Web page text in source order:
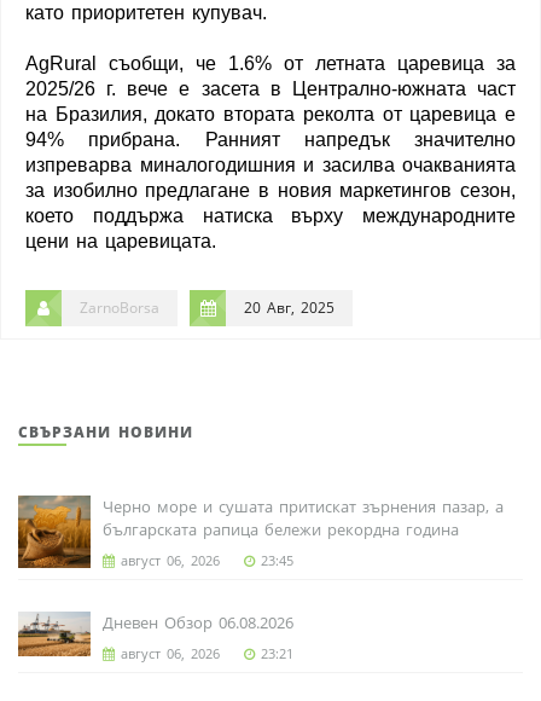
като приоритетен купувач.
AgRural съобщи, че 1.6% от летната царевица за
2025/26 г. вече е засета в Централно-южната част
на Бразилия, докато втората реколта от царевица е
94% прибрана. Ранният напредък значително
изпреварва миналогодишния и засилва очакванията
за изобилно предлагане в новия маркетингов сезон,
което поддържа натиска върху международните
цени на царевицата.
ZarnoBorsa 20 Авг, 2025
СВЪРЗАНИ НОВИНИ
Черно море и сушата притискат зърнения пазар, а
българската рапица бележи рекордна година
август 06, 2026 23:45
Дневен Обзор 06.08.2026
август 06, 2026 23:21